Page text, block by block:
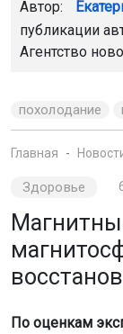
Автор:
публикации
Агентство
похолодание
Главная
Здоровье
По оценкам